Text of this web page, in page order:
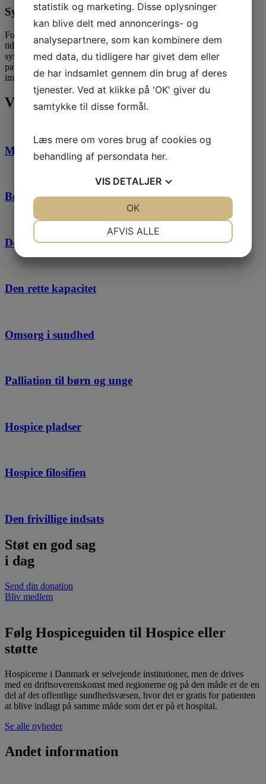
Systematik i udredning og samtaler
For at sikre, at patienterne får det rigtige tilbud på det rigtige
tidspunkt i deres sygdomsforløb, er man nødt til at styrke
systematikken i samtalerne med patienterne. Vi skal sikre, at
patienter og pårørende inddrages, så deres ønsker respekteres og
imødekommes i videst muligt omfang.
Vores andrefokusområder
Mindsk ulighed i sundhed
Børnehospice
Den nødvendige samtale
Den rette kapacitet
Omsorg i sundhed
Palliation til børn og unge
Hospice pladser
Hospice filosifien
Den frivillige indsats
Støt en god sag
i dag
Send din donation
Bliv medlem
Følg Hospiceguiden til Hospice eller
støtte
Hospicerne i Danmark er selvejende institutioner, men de drives
med en driftsoverenskomst med regionerne og på den måde er de en
del af det offentlige sundhedsvæsen, hvor det er gratis for patienten
at blive indlagt på samme måde som det er på et hospital.
Se alle nyheder
Andet information
statistik og marketing. Disse oplysninger
kan blive delt med annoncerings- og
analysepartnere, som kan kombinere dem
med data, du tidligere har givet dem eller
de har indsamlet gennem din brug af deres
tjenester. Ved at klikke på 'OK' giver du
samtykke til disse formål.
Læs mere om vores brug af cookies og
behandling af persondata her.
VIS DETALJER
AFVIS ALLE
OK